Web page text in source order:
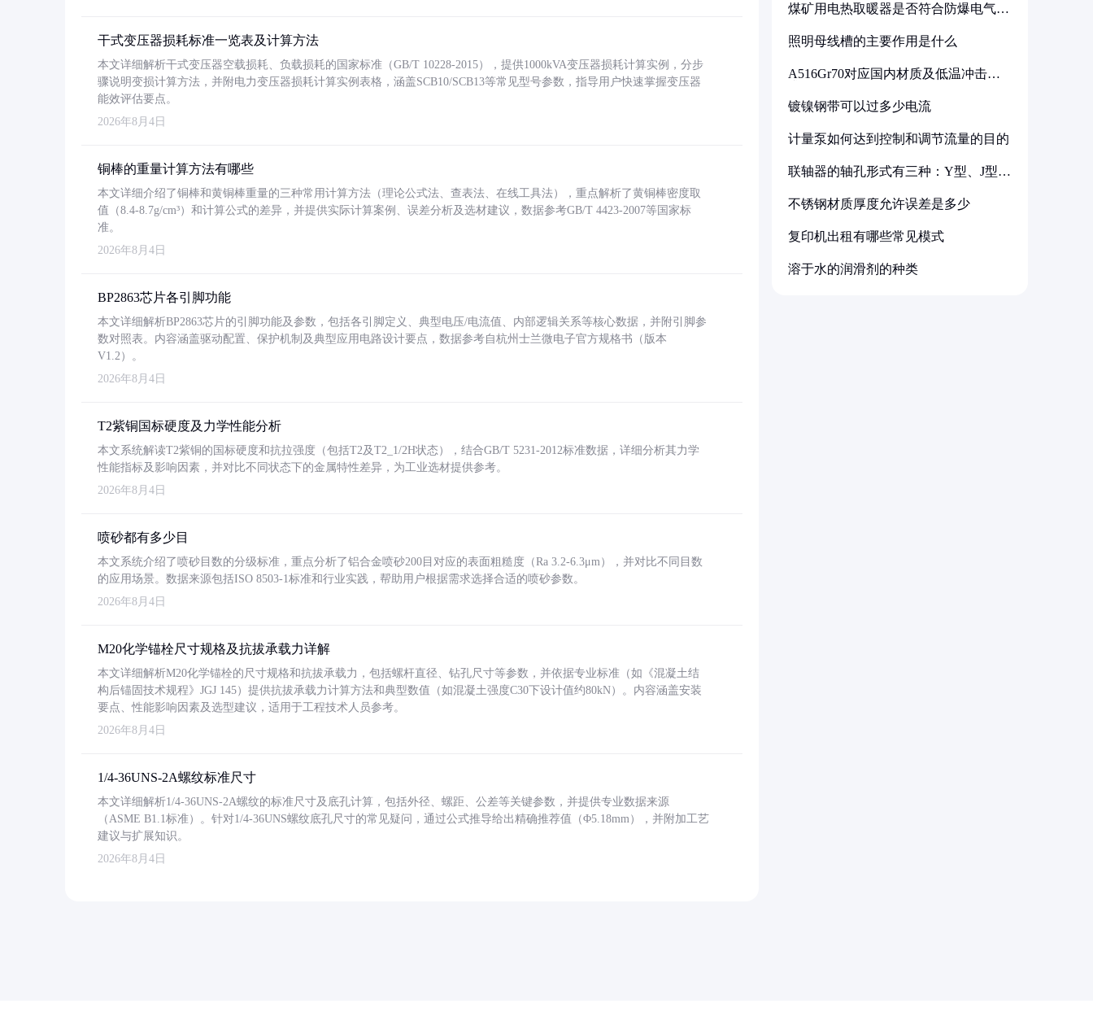
干式变压器损耗标准一览表及计算方法
本文详细解析干式变压器空载损耗、负载损耗的国家标准（GB/T 10228-2015），提供1000kVA变压器损耗计算实例，分步
骤说明变损计算方法，并附电力变压器损耗计算实例表格，涵盖SCB10/SCB13等常见型号参数，指导用户快速掌握变压器
能效评估要点。
2026年8月4日
铜棒的重量计算方法有哪些
本文详细介绍了铜棒和黄铜棒重量的三种常用计算方法（理论公式法、查表法、在线工具法），重点解析了黄铜棒密度取
值（8.4-8.7g/cm³）和计算公式的差异，并提供实际计算案例、误差分析及选材建议，数据参考GB/T 4423-2007等国家标
准。
2026年8月4日
BP2863芯片各引脚功能
本文详细解析BP2863芯片的引脚功能及参数，包括各引脚定义、典型电压/电流值、内部逻辑关系等核心数据，并附引脚参
数对照表。内容涵盖驱动配置、保护机制及典型应用电路设计要点，数据参考自杭州士兰微电子官方规格书（版本
V1.2）。
2026年8月4日
T2紫铜国标硬度及力学性能分析
本文系统解读T2紫铜的国标硬度和抗拉强度（包括T2及T2_1/2H状态），结合GB/T 5231-2012标准数据，详细分析其力学
性能指标及影响因素，并对比不同状态下的金属特性差异，为工业选材提供参考。
2026年8月4日
喷砂都有多少目
本文系统介绍了喷砂目数的分级标准，重点分析了铝合金喷砂200目对应的表面粗糙度（Ra 3.2-6.3μm），并对比不同目数
的应用场景。数据来源包括ISO 8503-1标准和行业实践，帮助用户根据需求选择合适的喷砂参数。
2026年8月4日
M20化学锚栓尺寸规格及抗拔承载力详解
本文详细解析M20化学锚栓的尺寸规格和抗拔承载力，包括螺杆直径、钻孔尺寸等参数，并依据专业标准（如《混凝土结
构后锚固技术规程》JGJ 145）提供抗拔承载力计算方法和典型数值（如混凝土强度C30下设计值约80kN）。内容涵盖安装
要点、性能影响因素及选型建议，适用于工程技术人员参考。
2026年8月4日
1/4-36UNS-2A螺纹标准尺寸
本文详细解析1/4-36UNS-2A螺纹的标准尺寸及底孔计算，包括外径、螺距、公差等关键参数，并提供专业数据来源
（ASME B1.1标准）。针对1/4-36UNS螺纹底孔尺寸的常见疑问，通过公式推导给出精确推荐值（Φ5.18mm），并附加工艺
建议与扩展知识。
2026年8月4日
煤矿用电热取暖器是否符合防爆电气设
照明母线槽的主要作用是什么
A516Gr70对应国内材质及低温冲击要
镀镍钢带可以过多少电流
计量泵如何达到控制和调节流量的目的
联轴器的轴孔形式有三种：Y型、J型、
不锈钢材质厚度允许误差是多少
复印机出租有哪些常见模式
溶于水的润滑剂的种类